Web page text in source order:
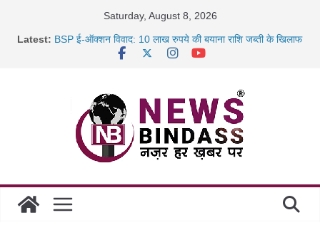
Saturday, August 8, 2026
Latest: BSP ई-ऑक्शन विवाद: 10 लाख रुपये की बयाना राशि जब्ती के खिलाफ
साइबर ठगी पर दुर्ग पुलिस का बड़ा एक्शन: 13 म्यूल बैंक खाताधारक
गिरफ्तार